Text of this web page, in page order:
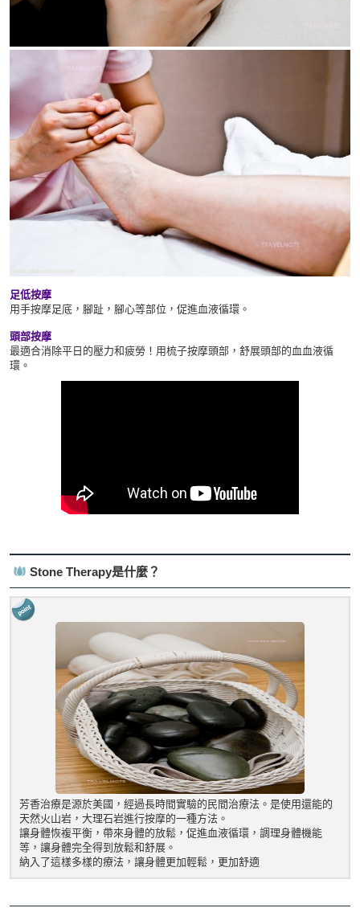
足低按摩
用手按摩足底，腳趾，腳心等部位，促進血液循環。
頭部按摩
最適合消除平日的壓力和疲勞！用梳子按摩頭部，舒展頭部的血血液循
環。
Stone Therapy是什麼？
芳香治療是源於美國，經過長時間實驗的民間治療法。是使用還能的
天然火山岩，大理石岩進行按摩的一種方法。
讓身體恢複平衡，帶來身體的放鬆，促進血液循環，調理身體機能
等，讓身體完全得到放鬆和舒展。
納入了這樣多樣的療法，讓身體更加輕鬆，更加舒適